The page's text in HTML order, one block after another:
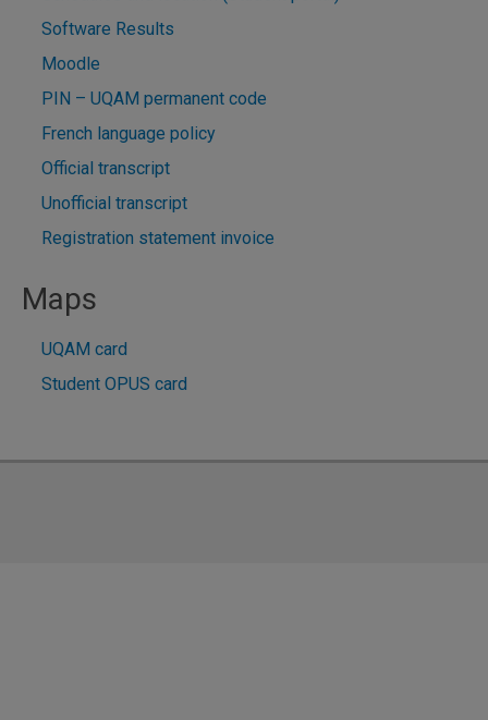
Software Results
Moodle
PIN – UQAM permanent code
French language policy
Official transcript
Unofficial transcript
Registration statement invoice
Maps
UQAM card
Student OPUS card